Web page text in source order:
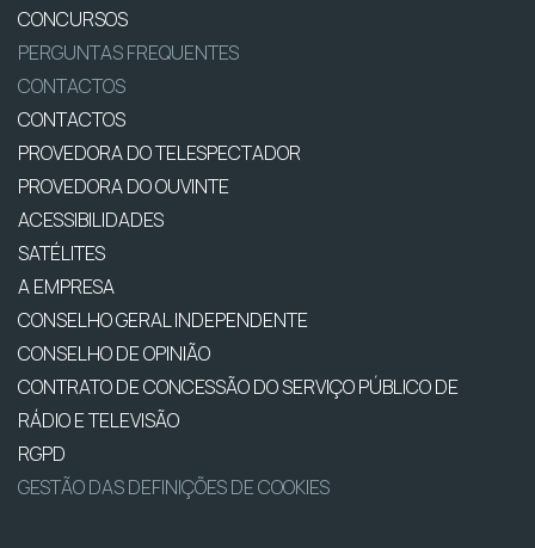
CONCURSOS
PERGUNTAS FREQUENTES
CONTACTOS
CONTACTOS
PROVEDORA DO TELESPECTADOR
PROVEDORA DO OUVINTE
ACESSIBILIDADES
SATÉLITES
A EMPRESA
CONSELHO GERAL INDEPENDENTE
CONSELHO DE OPINIÃO
CONTRATO DE CONCESSÃO DO SERVIÇO PÚBLICO DE
RÁDIO E TELEVISÃO
RGPD
GESTÃO DAS DEFINIÇÕES DE COOKIES